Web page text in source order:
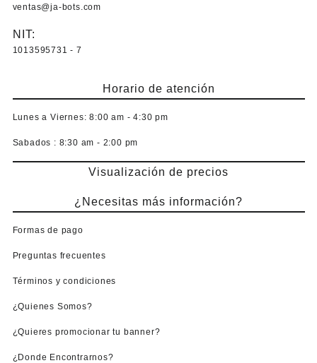
ventas@ja-bots.com
NIT:
1013595731 - 7
Horario de atención
Lunes a Viernes: 8:00 am - 4:30 pm
Sabados : 8:30 am - 2:00 pm
Visualización de precios
¿Necesitas más información?
Formas de pago
Preguntas frecuentes
Términos y condiciones
¿Quienes Somos?
¿Quieres promocionar tu banner?
¿Donde Encontrarnos?